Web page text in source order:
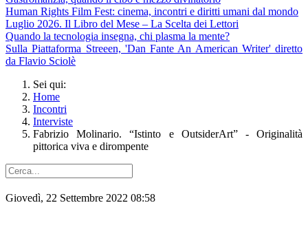
Human Rights Film Fest: cinema, incontri e diritti umani dal mondo
Luglio 2026. Il Libro del Mese – La Scelta dei Lettori
Quando la tecnologia insegna, chi plasma la mente?
Sulla Piattaforma Streeen, 'Dan Fante An American Writer' diretto
da Flavio Sciolè
Sei qui:
Home
Incontri
Interviste
Fabrizio Molinario. “Istinto e OutsiderArt” - Originalità
pittorica viva e dirompente
Giovedì, 22 Settembre 2022 08:58